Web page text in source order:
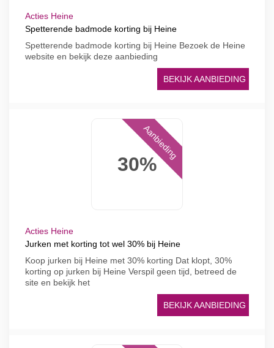
Acties Heine
Spetterende badmode korting bij Heine
Spetterende badmode korting bij Heine Bezoek de Heine
website en bekijk deze aanbieding
BEKIJK AANBIEDING
30%
Aanbieding
Acties Heine
Jurken met korting tot wel 30% bij Heine
Koop jurken bij Heine met 30% korting Dat klopt, 30%
korting op jurken bij Heine Verspil geen tijd, betreed de
site en bekijk het
BEKIJK AANBIEDING